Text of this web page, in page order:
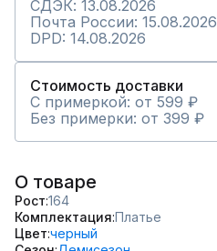
СДЭК: 13.08.2026
Почта России: 15.08.2026
DPD: 14.08.2026
Стоимость доставки
С примеркой: от 599 ₽
Без примерки: от 399 ₽
О товаре
Рост 164
Комплектация Платье
Цвет черный